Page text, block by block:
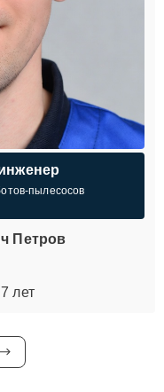
пылесосов
Петров
лет